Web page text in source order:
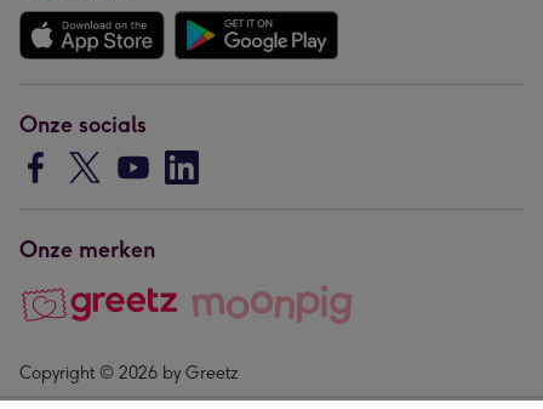
Onze socials
Onze merken
Copyright © 2026 by Greetz